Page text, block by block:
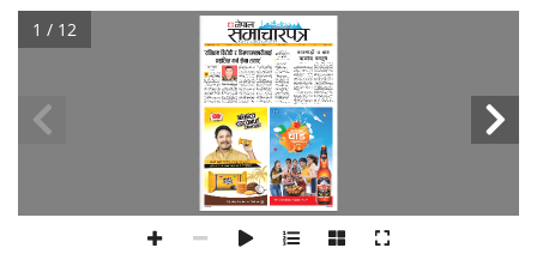
1 / 12